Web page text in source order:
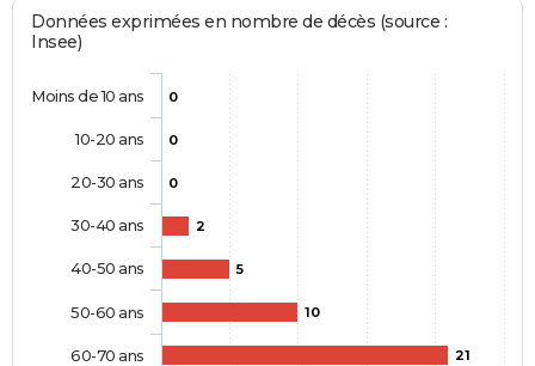
Données exprimées en nombre de décès (source :
Insee)
0
0
0
2
5
10
21
Moins de 10 ans
10-20 ans
20-30 ans
30-40 ans
40-50 ans
50-60 ans
60-70 ans